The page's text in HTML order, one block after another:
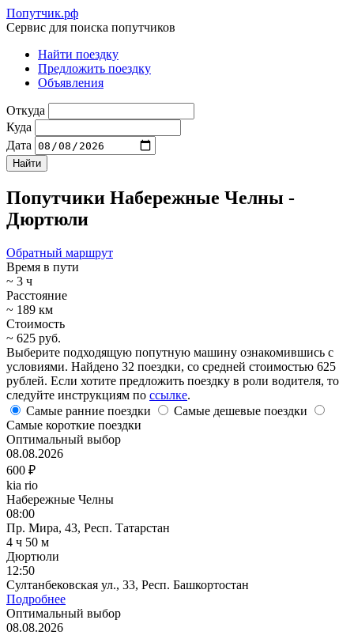
Попутчик.рф
Сервис для поиска попутчиков
Найти поездку
Предложить поездку
Объявления
Откуда
Куда
Дата
Попутчики Набережные Челны -
Дюртюли
Обратный маршрут
Время в пути
~ 3 ч
Расстояние
~ 189 км
Стоимость
~ 625 руб.
Выберите подходящую попутную машину ознакомившись с
условиями. Найдено 32 поездки, со средней стоимостью 625
рублей. Если хотите предложить поездку в роли водителя, то
следуйте инструкциям по ссылке.
Самые ранние поездки
Самые дешевые поездки
Самые короткие поездки
Оптимальный выбор
08.08.2026
600 ₽
kia rio
Набережные Челны
08:00
Пр. Мира, 43, Респ. Татарстан
4 ч 50 м
Дюртюли
12:50
Султанбековская ул., 33, Респ. Башкортостан
Подробнее
Оптимальный выбор
08.08.2026